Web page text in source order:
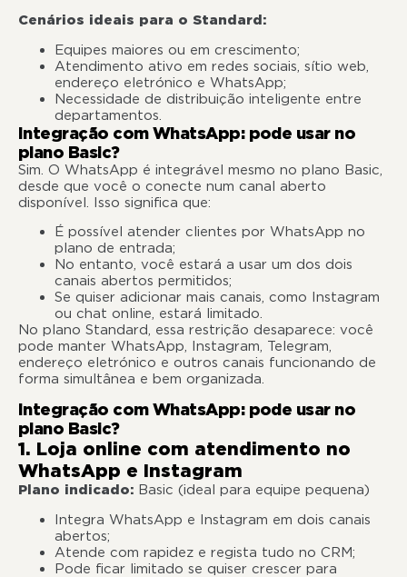
Cenários ideais para o Standard:
Equipes maiores ou em crescimento;
Atendimento ativo em redes sociais, sítio web,
endereço eletrónico e WhatsApp;
Necessidade de distribuição inteligente entre
departamentos.
Integração com WhatsApp: pode usar no
plano Basic?
Sim. O WhatsApp é integrável mesmo no plano Basic,
desde que você o conecte num canal aberto
disponível. Isso significa que:
É possível atender clientes por WhatsApp no
plano de entrada;
No entanto, você estará a usar um dos dois
canais abertos permitidos;
Se quiser adicionar mais canais, como Instagram
ou chat online, estará limitado.
No plano Standard, essa restrição desaparece: você
pode manter WhatsApp, Instagram, Telegram,
endereço eletrónico e outros canais funcionando de
forma simultânea e bem organizada.
Integração com WhatsApp: pode usar no
plano Basic?
1. Loja online com atendimento no
WhatsApp e Instagram
Plano indicado: Basic (ideal para equipe pequena)
Integra WhatsApp e Instagram em dois canais
abertos;
Atende com rapidez e regista tudo no CRM;
Pode ficar limitado se quiser crescer para